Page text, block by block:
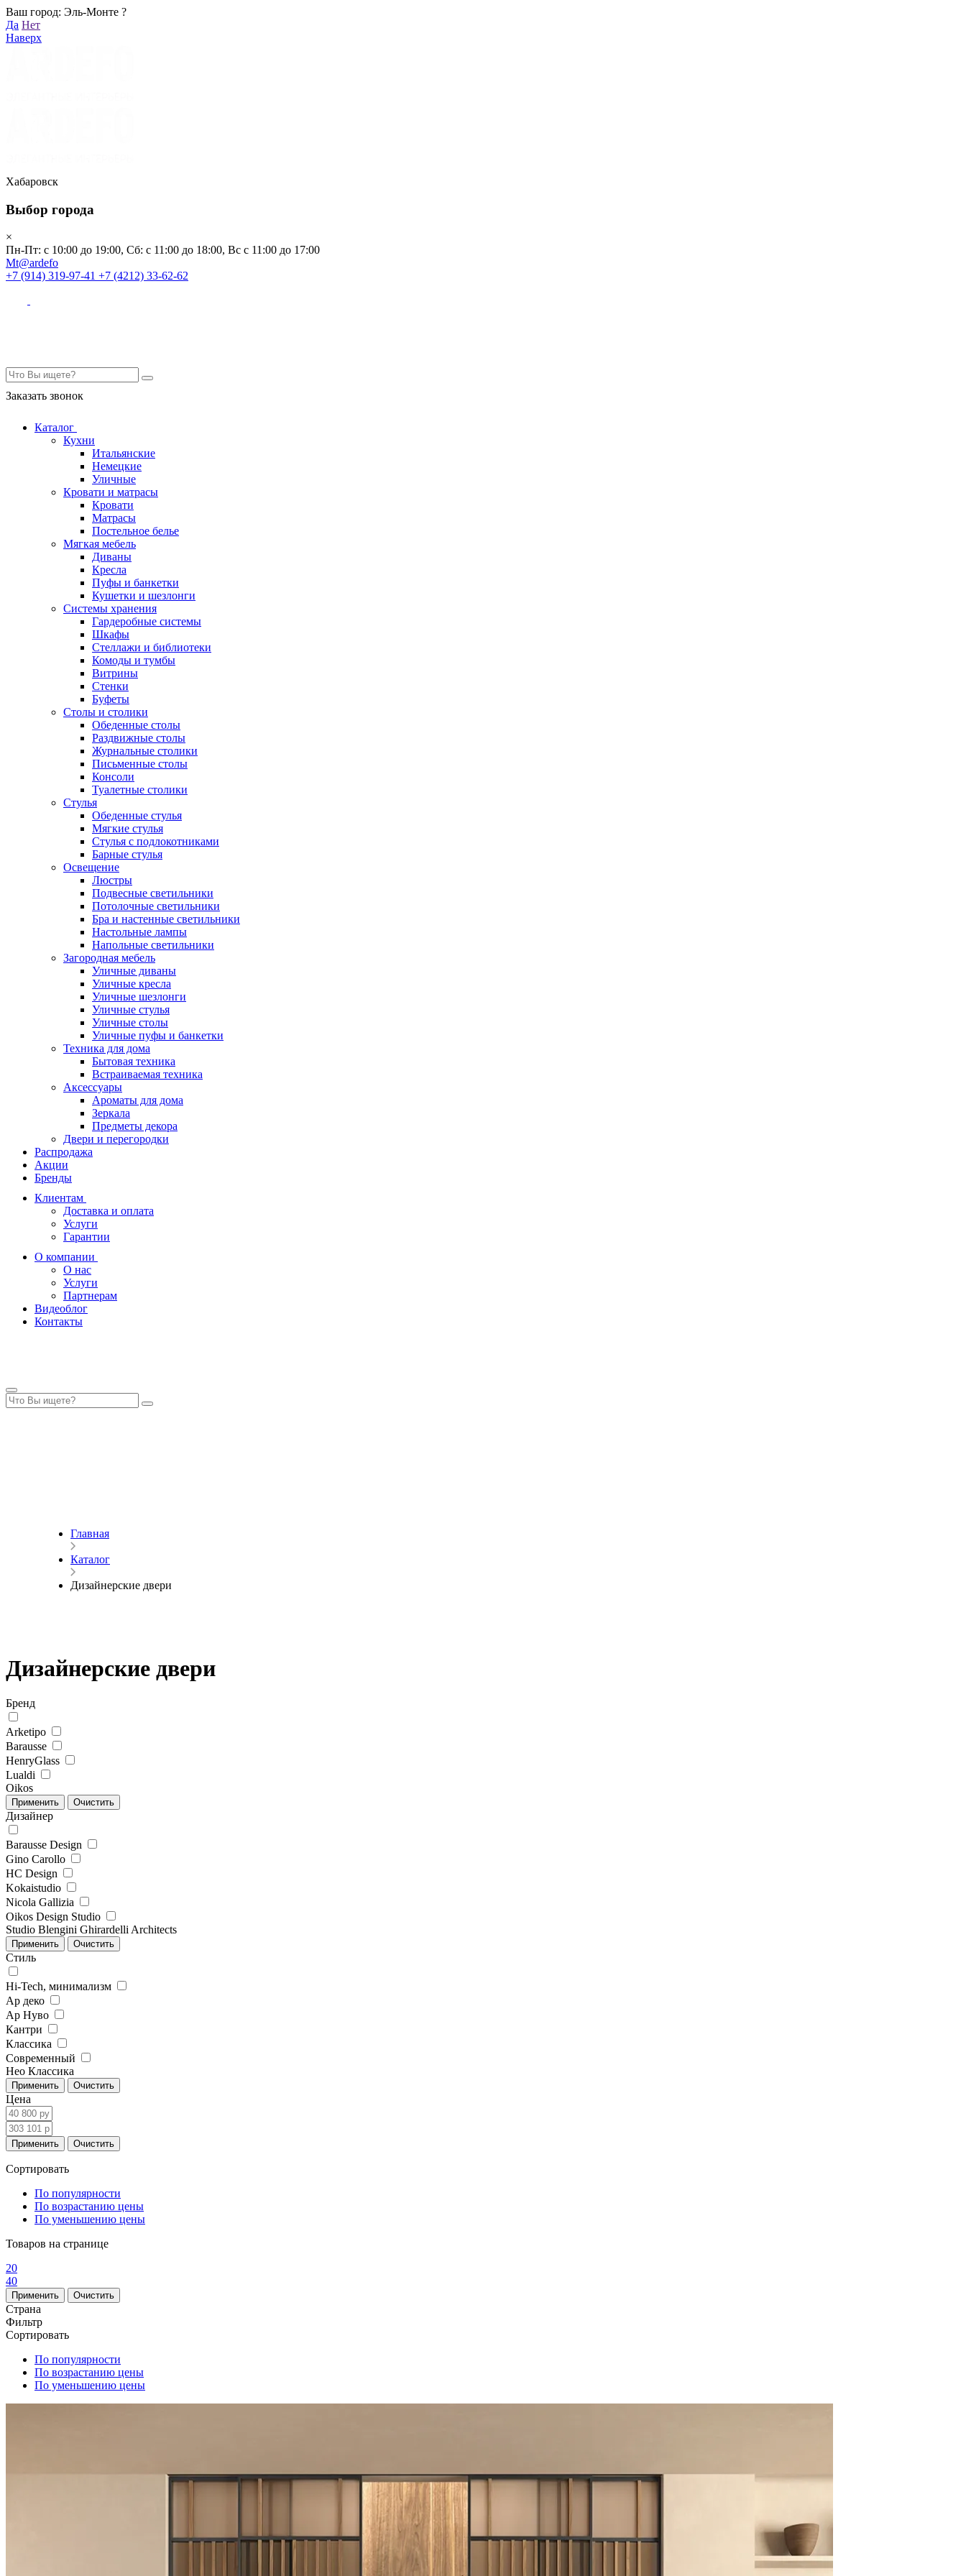
Ваш город: Эль-Монте ?
Да Нет
Наверх
Хабаровск
Выбор города
×
Пн-Пт: с 10:00 до 19:00, Сб: с 11:00 до 18:00, Вс с 11:00 до 17:00
Mt@ardefo
+7 (914) 319-97-41 +7 (4212) 33-62-62
Заказать звонок
Каталог
Кухни
Итальянские
Немецкие
Уличные
Кровати и матрасы
Кровати
Матрасы
Постельное белье
Мягкая мебель
Диваны
Кресла
Пуфы и банкетки
Кушетки и шезлонги
Системы хранения
Гардеробные системы
Шкафы
Стеллажи и библиотеки
Комоды и тумбы
Витрины
Стенки
Буфеты
Столы и столики
Обеденные столы
Раздвижные столы
Журнальные столики
Письменные столы
Консоли
Туалетные столики
Стулья
Обеденные стулья
Мягкие стулья
Стулья с подлокотниками
Барные стулья
Освещение
Люстры
Подвесные светильники
Потолочные светильники
Бра и настенные светильники
Настольные лампы
Напольные светильники
Загородная мебель
Уличные диваны
Уличные кресла
Уличные шезлонги
Уличные стулья
Уличные столы
Уличные пуфы и банкетки
Техника для дома
Бытовая техника
Встраиваемая техника
Аксессуары
Ароматы для дома
Зеркала
Предметы декора
Двери и перегородки
Распродажа
Акции
Бренды
Клиентам
Доставка и оплата
Услуги
Гарантии
О компании
О нас
Услуги
Партнерам
Видеоблог
Контакты
Главная
Каталог
Дизайнерские двери
Дизайнерские двери
Бренд
Arketipo
Barausse
HenryGlass
Lualdi
Oikos
Дизайнер
Barausse Design
Gino Carollo
HC Design
Kokaistudio
Nicola Gallizia
Oikos Design Studio
Studio Blengini Ghirardelli Architects
Стиль
Hi-Tech, минимализм
Ар деко
Ар Нуво
Кантри
Классика
Современный
Нео Классика
Цена
Сортировать
По популярности
По возрастанию цены
По уменьшению цены
Товаров на странице
20
40
Страна
Фильтр
Сортировать
По популярности
По возрастанию цены
По уменьшению цены
Бренды
Клиентам
О компании
Хабаровск
Пн-Пт: с 10:00 до 19:00, Сб: с 11:00 до 18:00, Вс с 11:00 до 17:00
Mt@ardefo